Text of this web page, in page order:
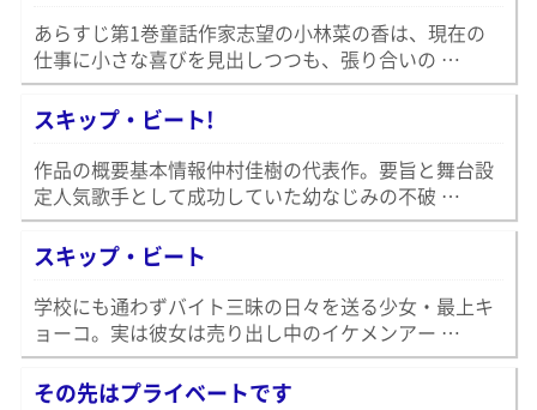
あらすじ第1巻童話作家志望の小林菜の香は、現在の
仕事に小さな喜びを見出しつつも、張り合いの …
スキップ・ビート!
作品の概要基本情報仲村佳樹の代表作。要旨と舞台設
定人気歌手として成功していた幼なじみの不破 …
スキップ・ビート
学校にも通わずバイト三昧の日々を送る少女・最上キ
ョーコ。実は彼女は売り出し中のイケメンアー …
その先はプライベートです